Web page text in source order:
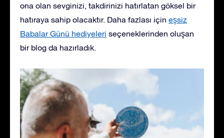
ona olan sevginizi, takdirinizi hatırlatan göksel bir
hatıraya sahip olacaktır. Daha fazlası için eşsiz
Babalar Günü hediyeleri seçeneklerinden oluşan
bir blog da hazırladık.